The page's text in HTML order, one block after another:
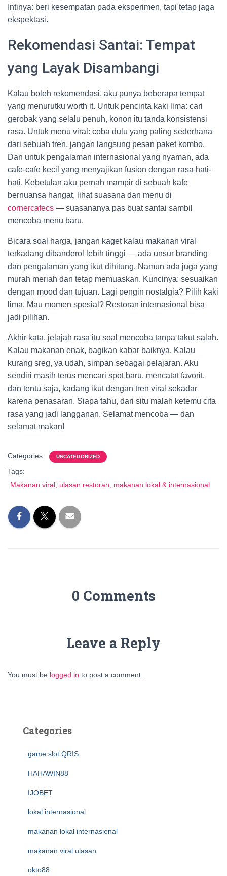
Intinya: beri kesempatan pada eksperimen, tapi tetap jaga
ekspektasi.
Rekomendasi Santai: Tempat
yang Layak Disambangi
Kalau boleh rekomendasi, aku punya beberapa tempat
yang menurutku worth it. Untuk pencinta kaki lima: cari
gerobak yang selalu penuh, konon itu tanda konsistensi
rasa. Untuk menu viral: coba dulu yang paling sederhana
dari sebuah tren, jangan langsung pesan paket kombo.
Dan untuk pengalaman internasional yang nyaman, ada
cafe-cafe kecil yang menyajikan fusion dengan rasa hati-
hati. Kebetulan aku pernah mampir di sebuah kafe
bernuansa hangat, lihat suasana dan menu di
cornercafecs — suasananya pas buat santai sambil
mencoba menu baru.
Bicara soal harga, jangan kaget kalau makanan viral
terkadang dibanderol lebih tinggi — ada unsur branding
dan pengalaman yang ikut dihitung. Namun ada juga yang
murah meriah dan tetap memuaskan. Kuncinya: sesuaikan
dengan mood dan tujuan. Lagi pengin nostalgia? Pilih kaki
lima. Mau momen spesial? Restoran internasional bisa
jadi pilihan.
Akhir kata, jelajah rasa itu soal mencoba tanpa takut salah.
Kalau makanan enak, bagikan kabar baiknya. Kalau
kurang sreg, ya udah, simpan sebagai pelajaran. Aku
sendiri masih terus mencari spot baru, mencatat favorit,
dan tentu saja, kadang ikut dengan tren viral sekadar
karena penasaran. Siapa tahu, dari situ malah ketemu cita
rasa yang jadi langganan. Selamat mencoba — dan
selamat makan!
Categories: UNCATEGORIZED
Tags:
Makanan viral, ulasan restoran, makanan lokal & internasional
0 Comments
Leave a Reply
You must be logged in to post a comment.
Categories
game slot QRIS
HAHAWIN88
IJOBET
lokal internasional
makanan lokal internasional
makanan viral ulasan
okto88